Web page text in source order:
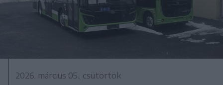
2026. március 05., csütörtök